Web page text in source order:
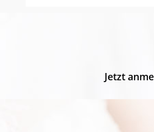
Jetzt